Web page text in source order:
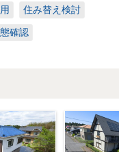
住み替え検討
確認